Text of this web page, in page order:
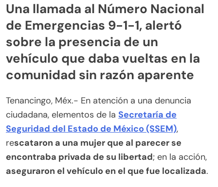
Una llamada al Número Nacional
de Emergencias 9-1-1, alertó
sobre la presencia de un
vehículo que daba vueltas en la
comunidad sin razón aparente
Tenancingo, Méx.- En atención a una denuncia
ciudadana, elementos de la Secretaría de
Seguridad del Estado de México (SSEM),
rescataron a una mujer que al parecer se
encontraba privada de su libertad; en la acción,
aseguraron el vehículo en el que fue localizada.